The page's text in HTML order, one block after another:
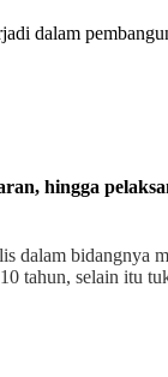
dalam
hingga
dalam bidangnya
tahun, selain itu